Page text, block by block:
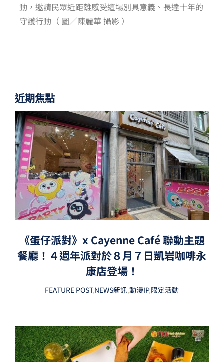
動，邀請民眾近距離感受這場別具意義、長達十年的
守護行動（ 圖／陳麗華 攝影 ）
—
近期焦點
《蛋仔派對》x Cayenne Café 聯動主題
餐廳！４週年派對於８月７日凱岩咖啡永
康店登場！
FEATURE POST,NEWS新訊,動漫IP,限定活動